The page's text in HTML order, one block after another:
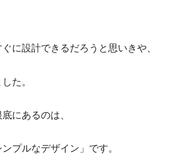
に設計できるだろうと思いきや、
た。
にあるのは、
プルなデザイン」です。